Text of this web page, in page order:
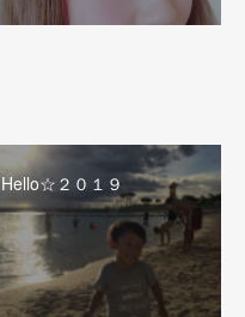
Hello☆２０１９